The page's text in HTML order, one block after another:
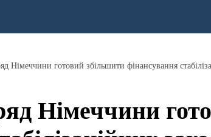
Німеччини готовий збільшити фінансування
Німеччини